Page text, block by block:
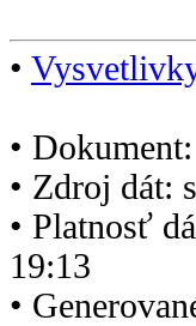
•
•
• Zdroj dát:
• Platnosť
19:13
•